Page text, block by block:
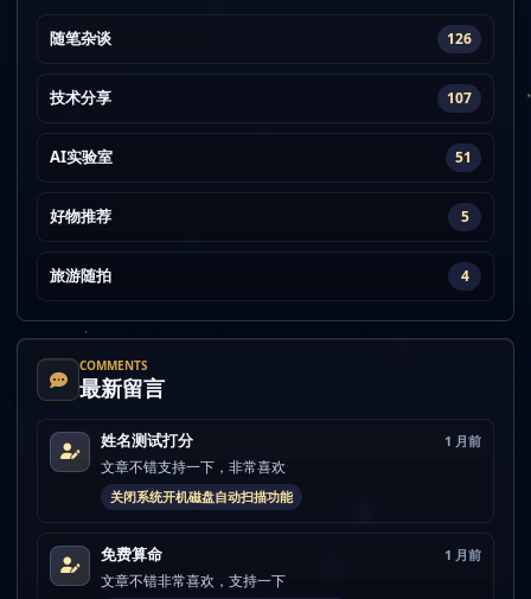
随笔杂谈 126
技术分享 107
AI实验室 51
好物推荐 5
旅游随拍 4
COMMENTS
最新留言
姓名测试打分 1 月前
文章不错支持一下，非常喜欢
关闭系统开机磁盘自动扫描功能
免费算命 1 月前
文章不错非常喜欢，支持一下